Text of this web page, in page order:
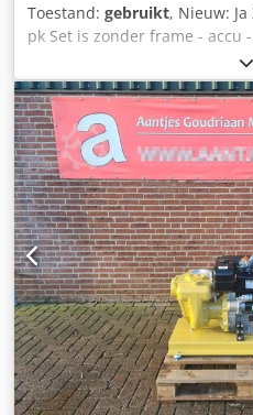
Toestand: gebruikt, Nieuw:
pk Set is zonder frame - accu
bij: 2500 liter - 1.0 bar 1500
bar 600 liter - 2.5 bar Staat: